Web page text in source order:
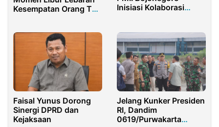
Kesempatan Orang Tua
Inisiasi Kolaborasi
Faisal Yunus Dorong
Sinergi DPRD dan
Kejaksaan
Jelang Kunker Presiden
RI, Dandim
0619/Purwakarta